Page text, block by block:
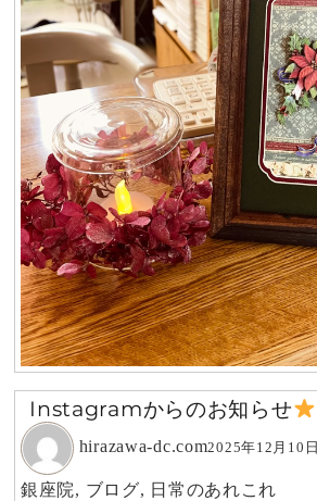
Instagramからのお知らせ
hirazawa-dc.com2025年12月10日
銀座院, ブログ, 日常のあれこれ